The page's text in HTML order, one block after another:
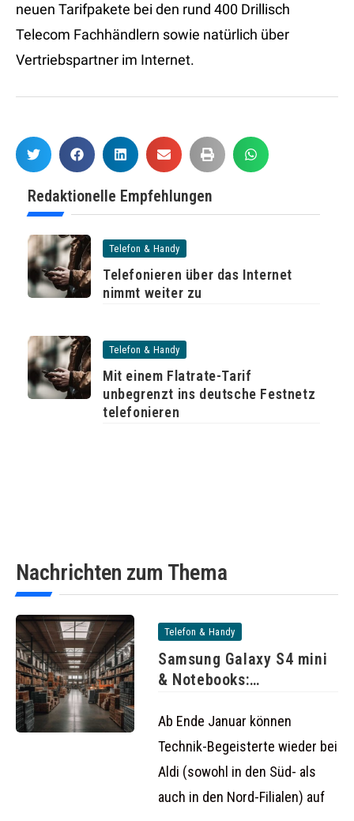
neuen Tarifpakete bei den rund 400 Drillisch
Telecom Fachhändlern sowie natürlich über
Vertriebspartner im Internet.
Redaktionelle Empfehlungen
Telefon & Handy
Telefonieren über das Internet
nimmt weiter zu
Telefon & Handy
Mit einem Flatrate-Tarif
unbegrenzt ins deutsche Festnetz
telefonieren
Nachrichten zum Thema
Telefon & Handy
Samsung Galaxy S4 mini
& Notebooks:
bei
Ab Ende Januar können
Technik-Begeisterte wieder bei
Aldi (sowohl in den Süd- als
auch in den Nord-Filialen) auf